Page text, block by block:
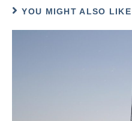
YOU MIGHT ALSO LIKE